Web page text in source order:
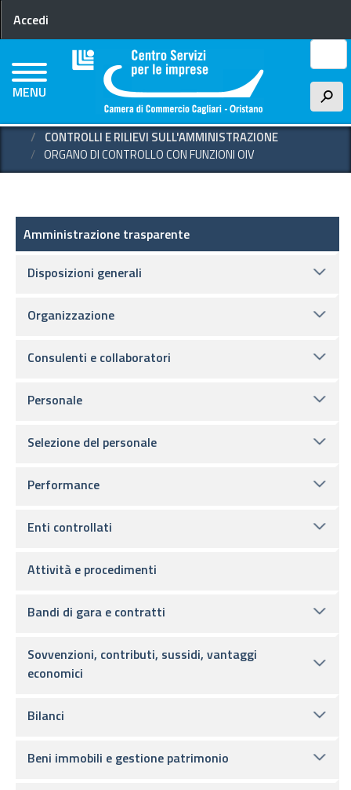
contenuto
principale
Menu profilo utente
Accedi
MENU
Cerca
h
HOME
AMMINISTRAZIONE TRASPARENTE
CONTROLLI E RILIEVI SULL'AMMINISTRAZIONE
ORGANO DI CONTROLLO CON FUNZIONI OIV
Amministrazione trasparente
Amministrazione trasparente
Disposizioni generali
Organizzazione
Consulenti e collaboratori
Personale
Selezione del personale
Performance
Enti controllati
Attività e procedimenti
Bandi di gara e contratti
Sovvenzioni, contributi, sussidi, vantaggi
economici
Bilanci
Beni immobili e gestione patrimonio